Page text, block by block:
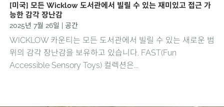
[미국] 모든 Wicklow 도서관에서 빌릴 수 있는 재미있고 접근 가
능한 감각 장난감
2025년 7월 26일 공간
WICKLOW 카운티는 모든 도서관에서 빌릴 수 있는 새로운 범
위의 감각 장난감을 보유하고 있습니다. FAST(Fun
Accessible Sensory Toys) 컬렉션은...